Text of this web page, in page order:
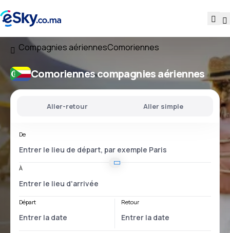
Compagnies aériennesComoriennes
Comoriennes compagnies aériennes
Aller-retour Aller simple
De
À
Départ Retour